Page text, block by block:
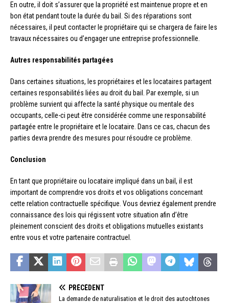
En outre, il doit s’assurer que la propriété est maintenue propre et en
bon état pendant toute la durée du bail. Si des réparations sont
nécessaires, il peut contacter le propriétaire qui se chargera de faire les
travaux nécessaires ou d’engager une entreprise professionnelle.
Autres responsabilités partagées
Dans certaines situations, les propriétaires et les locataires partagent
certaines responsabilités liées au droit du bail. Par exemple, si un
problème survient qui affecte la santé physique ou mentale des
occupants, celle-ci peut être considérée comme une responsabilité
partagée entre le propriétaire et le locataire. Dans ce cas, chacun des
parties devra prendre des mesures pour résoudre ce problème.
Conclusion
En tant que propriétaire ou locataire impliqué dans un bail, il est
important de comprendre vos droits et vos obligations concernant
cette relation contractuelle spécifique. Vous devriez également prendre
connaissance des lois qui régissent votre situation afin d’être
pleinement conscient des droits et obligations mutuelles existants
entre vous et votre partenaire contractuel.
PRÉCÉDENT
La demande de naturalisation et le droit des autochtones